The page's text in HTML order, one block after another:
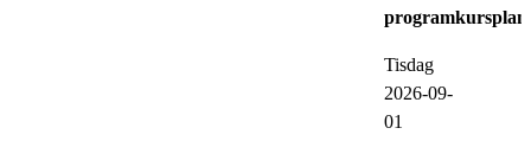
Tisdag
2026-09-
01